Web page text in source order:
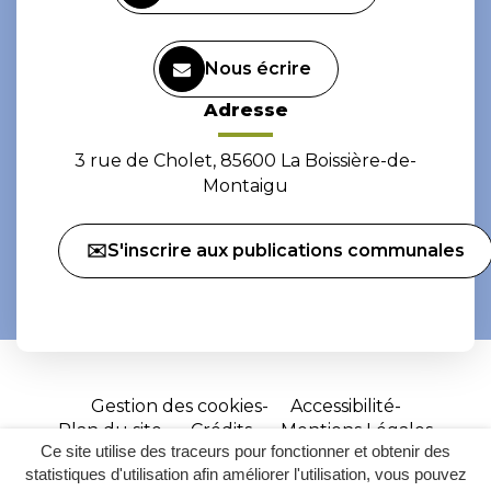
Ce site utilise des traceurs pour fonctionner et obtenir des
statistiques d'utilisation afin améliorer l'utilisation, vous pouvez
Nous écrire
Adresse
3 rue de Cholet, 85600 La Boissière-de-
Montaigu
✉️S'inscrire aux publications communales
Gestion des cookies
Accessibilité
Plan du site
Crédits
Mentions Légales
Site